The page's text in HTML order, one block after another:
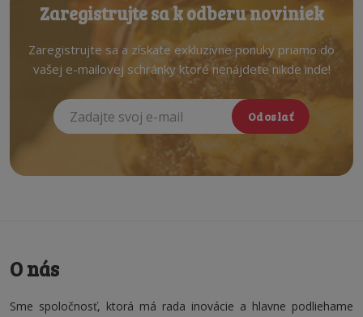
Zaregistrujte sa k odberu noviniek
Zaregistrujte sa a získate exkluzívne ponuky priamo do
vašej e-mailovej schránky ktoré nenájdete nikde inde!
Odoslať
O nás
Sme spoločnosť, ktorá má rada inovácie a hlavne podliehame